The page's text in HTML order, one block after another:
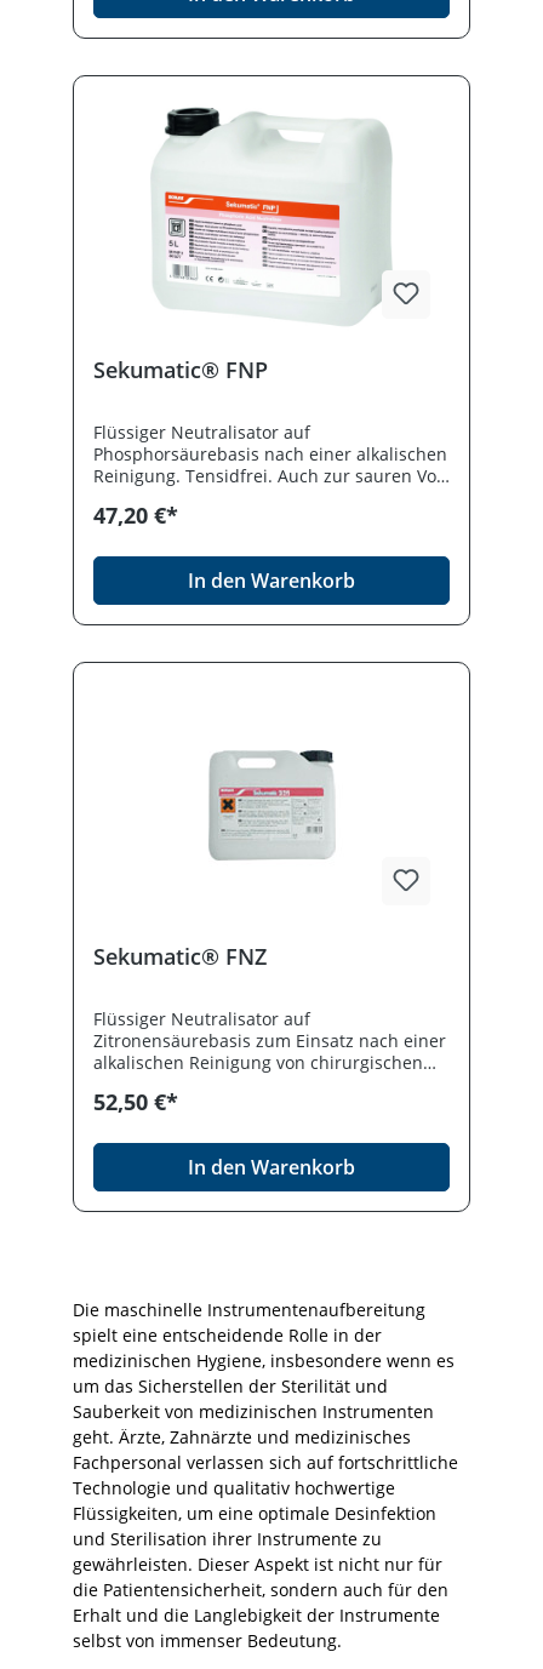
Sekumatic® FNP
Flüssiger Neutralisator auf
Phosphorsäurebasis nach einer alkalischen
Reinigung. Tensidfrei. Auch zur sauren Vor-
Instrumente sowie für Kunststoff-
geeignet für Buntmetalle und eloxiertes
Aluminium. Desinfektionmittel vorsichtig
verwenden. Vor Gebrauch stets Etikett und
Produktinformation lesen.
47,20 €*
In den Warenkorb
Sekumatic® FNZ
Flüssiger Neutralisator auf
Zitronensäurebasis zum Einsatz nach einer
alkalischen Reinigung von chirurgischen
Endoskopen, Kunststoffutensilien und
vorsichtig verwenden. Vor Gebrauch stets
Etikett und Produktinformation lesen.
52,50 €*
In den Warenkorb
Die maschinelle Instrumentenaufbereitung
spielt eine entscheidende Rolle in der
medizinischen Hygiene, insbesondere wenn es
um das Sicherstellen der Sterilität und
Sauberkeit von medizinischen Instrumenten
geht. Ärzte, Zahnärzte und medizinisches
Fachpersonal verlassen sich auf fortschrittliche
Technologie und qualitativ hochwertige
Flüssigkeiten, um eine optimale Desinfektion
und Sterilisation ihrer Instrumente zu
gewährleisten. Dieser Aspekt ist nicht nur für
die Patientensicherheit, sondern auch für den
Erhalt und die Langlebigkeit der Instrumente
selbst von immenser Bedeutung.